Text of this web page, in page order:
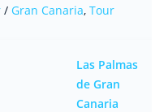
/ Gran Canaria, Tour
Las Palmas
de Gran
Canaria